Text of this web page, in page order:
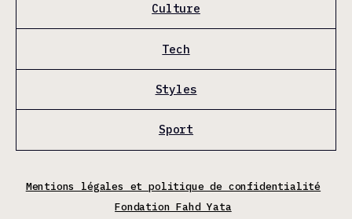
Culture
Tech
Styles
Sport
Mentions légales et politique de confidentialité
Fondation Fahd Yata